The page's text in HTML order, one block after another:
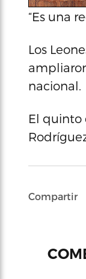
“Es una
Los
nacional.
El quinto
Compartir